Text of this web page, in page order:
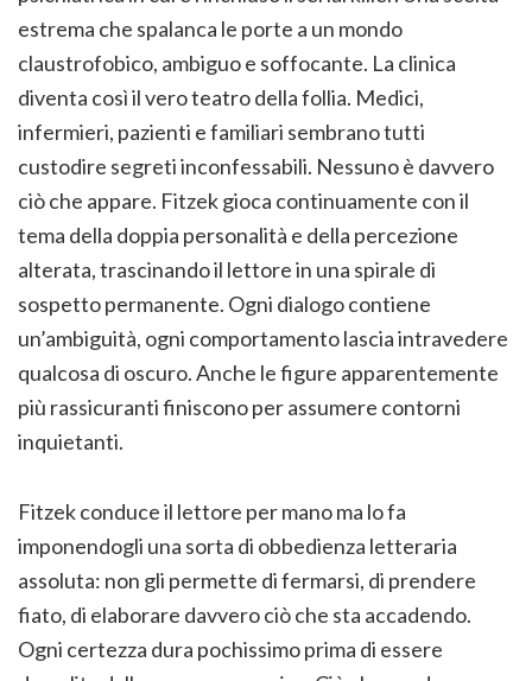
estrema che spalanca le porte a un mondo
claustrofobico, ambiguo e soffocante. La clinica
diventa così il vero teatro della follia. Medici,
infermieri, pazienti e familiari sembrano tutti
custodire segreti inconfessabili. Nessuno è davvero
ciò che appare. Fitzek gioca continuamente con il
tema della doppia personalità e della percezione
alterata, trascinando il lettore in una spirale di
sospetto permanente. Ogni dialogo contiene
un’ambiguità, ogni comportamento lascia intravedere
qualcosa di oscuro. Anche le figure apparentemente
più rassicuranti finiscono per assumere contorni
inquietanti.
Fitzek conduce il lettore per mano ma lo fa
imponendogli una sorta di obbedienza letteraria
assoluta: non gli permette di fermarsi, di prendere
fiato, di elaborare davvero ciò che sta accadendo.
Ogni certezza dura pochissimo prima di essere